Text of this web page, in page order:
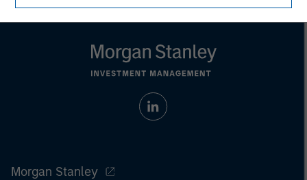
Morgan Stanley